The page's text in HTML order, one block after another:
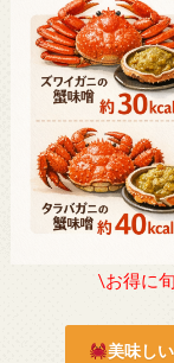
\お得に
美味し